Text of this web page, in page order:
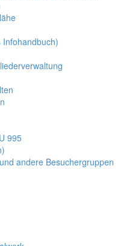
Infohandbuch)
995
andere Besuchergruppen